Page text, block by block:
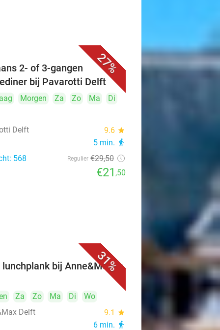
27%
2- of 3-gangen
bij Pavarotti Delft
Morgen Za Zo Ma
Di
Delft
9.6 star
5 min. directions_walk
568 Regulier €29,50
€21 ,50
31%
lunchplank bij Anne&Max in
Za Zo Ma Di
Wo
Delft
9.1 star
6 min. directions_walk